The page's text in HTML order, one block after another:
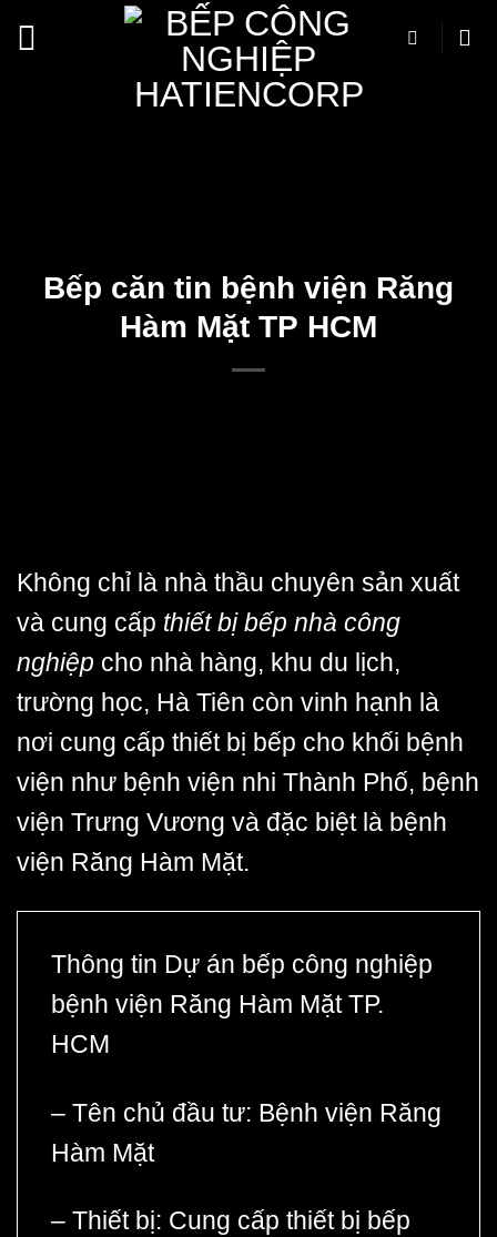
qua
Bếp căn tin bệnh viện Răng
Hàm Mặt TP HCM
Không chỉ là nhà thầu chuyên sản xuất
và cung cấp thiết bị bếp nhà công
nghiệp cho nhà hàng, khu du lịch,
trường học, Hà Tiên còn vinh hạnh là
nơi cung cấp thiết bị bếp cho khối bệnh
viện như bệnh viện nhi Thành Phố, bệnh
viện Trưng Vương và đặc biệt là bệnh
viện Răng Hàm Mặt.
Thông tin Dự án bếp công nghiệp
bệnh viện Răng Hàm Mặt TP.
HCM
– Tên chủ đầu tư: Bệnh viện Răng
Hàm Mặt
– Thiết bị: Cung cấp thiết bị bếp